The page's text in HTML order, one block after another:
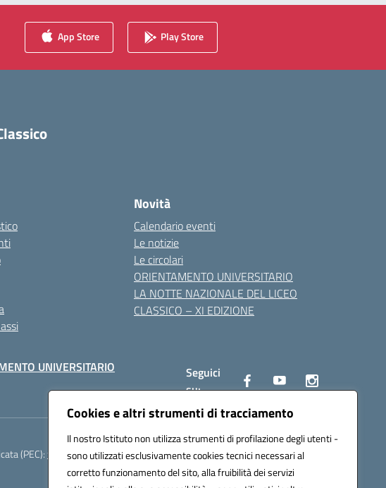
Cookies e altri strumenti di tracciamento
Il nostro Istituto non utilizza strumenti di profilazione degli utenti -
sono utilizzati esclusivamente cookies tecnici necessari al
corretto funzionamento del sito, alla fruibilità dei servizi
App Store Play Store
Novità
Calendario eventi
Le notizie
Le circolari
ORIENTAMENTO UNIVERSITARIO
LA NOTTE NAZIONALE DEL LICEO
CLASSICO – XI EDIZIONE
UNIVERSITARIO
Seguici
su:
(PEC):fgps210002@pec.istruzione.it